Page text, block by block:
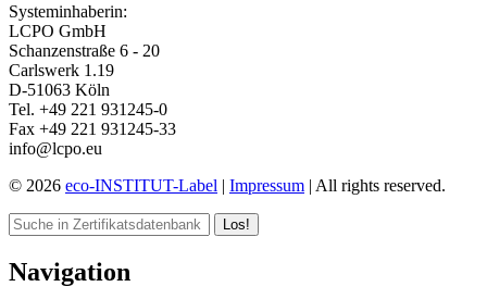
Systeminhaberin:
LCPO GmbH
Schanzenstraße 6 - 20
Carlswerk 1.19
D-51063 Köln
Tel. +49 221 931245-0
Fax +49 221 931245-33
info@lcpo.eu
© 2026 eco-INSTITUT-Label | Impressum | All rights reserved.
Los!
Navigation